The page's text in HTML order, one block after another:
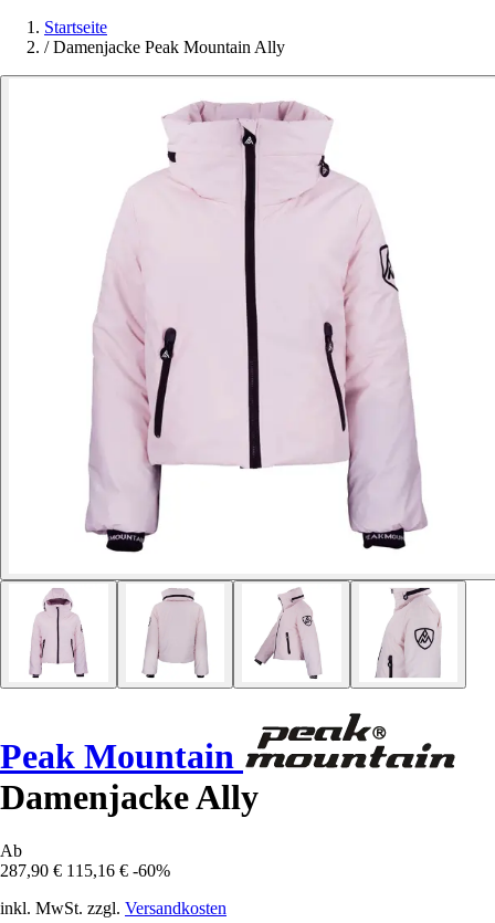
Startseite
/ Damenjacke Peak Mountain Ally
Peak Mountain
Damenjacke Ally
Ab
287,90 € 115,16 € -60%
inkl. MwSt. zzgl. Versandkosten